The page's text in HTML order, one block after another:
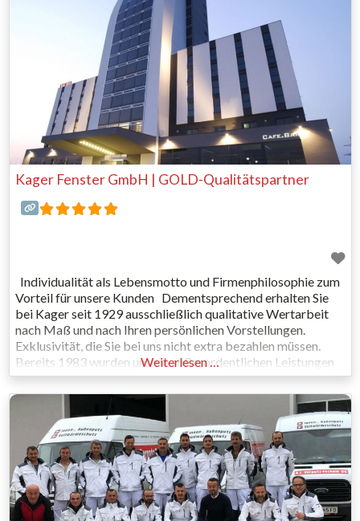
Kager Fenster GmbH | GOLD-Qualitätspartner
Individualität als Lebensmotto und Firmenphilosophie zum
Vorteil für unsere Kunden Dementsprechend erhalten Sie
bei Kager seit 1929 ausschließlich qualitative Wertarbeit
nach Maß und nach Ihren persönlichen Vorstellungen.
Exklusivität, die Sie bei uns nicht extra bezahlen müssen.
Bereits 1983 wurden unsere außerordentlichen Leistungen
mit dem Austria-Gütezeichen gewürdigt und seitdem
jährlich kontrolliert und erneuert. Qualifizierte Fachkräfte
arbeiten mit Kompetenz,
Weiterlesen …